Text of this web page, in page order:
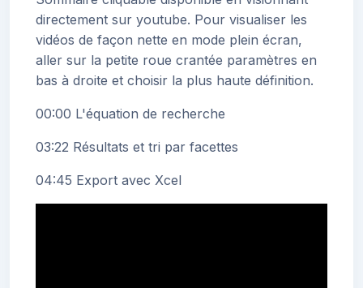
directement sur youtube. Pour visualiser les
vidéos de façon nette en mode plein écran,
aller sur la petite roue crantée paramètres en
bas à droite et choisir la plus haute définition.
00:00 L'équation de recherche
03:22 Résultats et tri par facettes
04:45 Export avec Xcel